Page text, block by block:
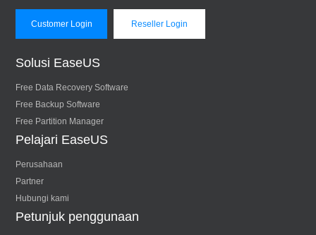
Customer Login Reseller Login
Solusi EaseUS
Free Data Recovery Software
Free Backup Software
Free Partition Manager
Pelajari EaseUS
Perusahaan
Partner
Hubungi kami
Petunjuk penggunaan